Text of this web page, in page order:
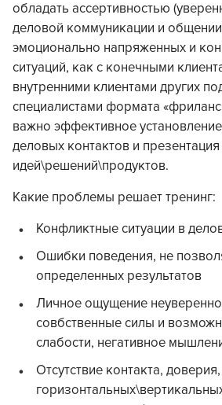
обладать ассертивностью
деловой коммуникации и
эмоционально напряженных и
ситуаций, как с конечными
внутренними клиентами других
специалистами формата
важно эффективное
деловых контактов и
идей\решений\продуктов.
Какие проблемы решает тренинг:
Конфликтные ситуации в
Ошибки поведения, не
определенных результатов
Личное ощущение
совбственные силы и
слабости, негативное
Отсутствие контакта,